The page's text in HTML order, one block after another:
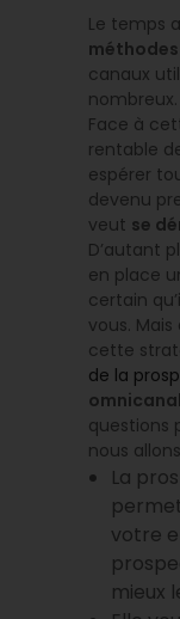
Le temps
canaux
Face à
rentable
espérer
devenu
veut se
D’autant
en place
certain
vous.
cette
de la
omnicanal
questions
nous
La
votre
mieux